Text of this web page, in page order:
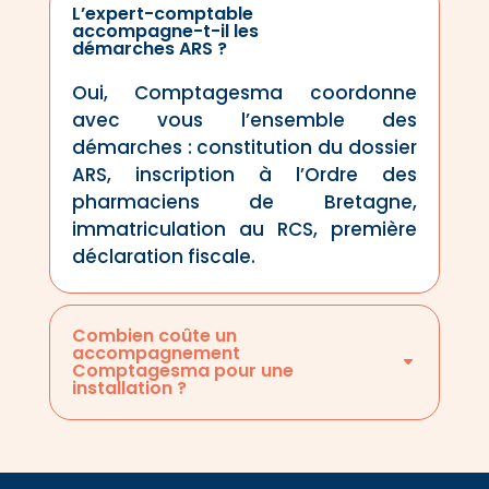
L’expert-comptable
accompagne-t-il les
démarches ARS ?
Oui, Comptagesma coordonne
avec vous l’ensemble des
démarches : constitution du dossier
ARS, inscription à l’Ordre des
pharmaciens de Bretagne,
immatriculation au RCS, première
déclaration fiscale.
Combien coûte un
accompagnement
Comptagesma pour une
installation ?